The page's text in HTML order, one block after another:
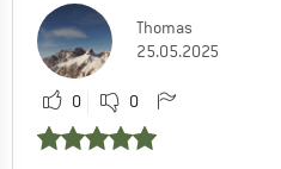
Thomas
25.05.2025
0 0